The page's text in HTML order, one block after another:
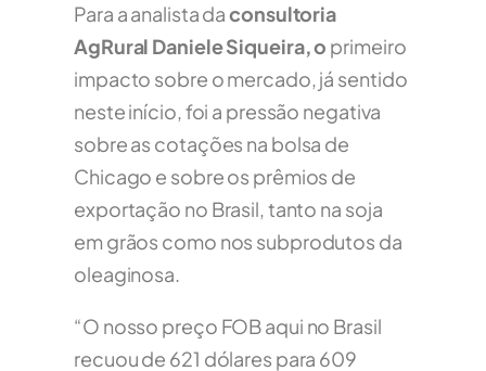
Para a analista daconsultoria
AgRural Daniele Siqueira, o primeiro
impacto sobre o mercado, já sentido
neste início, foi a pressão negativa
sobre as cotações na bolsa de
Chicago e sobre os prêmios de
exportação no Brasil, tanto na soja
em grãos como nos subprodutos da
oleaginosa.
“O nosso preço FOB aqui no Brasil
recuou de 621 dólares para 609